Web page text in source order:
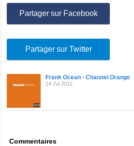
Partager sur Facebook
Partager sur Twitter
Frank Ocean - Channel Orange
24 Jul 2012
Commentaires